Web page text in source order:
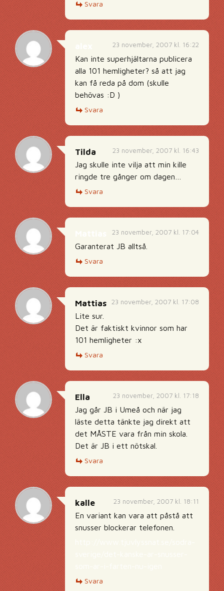
Svara
23 november, 2007 kl. 16:22
Kan inte superhjältarna publicera
alla 101 hemligheter? så att jag
kan få reda på dom (skulle
behövas :D )
Svara
23 november, 2007 kl. 16:43
Tilda
Jag skulle inte vilja att min kille
ringde tre gånger om dagen…
Svara
23 november, 2007 kl. 17:04
Garanterat JB alltså.
Svara
23 november, 2007 kl. 17:08
Mattias
Lite sur.
Det är faktiskt kvinnor som har
101 hemligheter :x
Svara
23 november, 2007 kl. 17:18
Ella
Jag går JB i Umeå och när jag
läste detta tänkte jag direkt att
det MÅSTE vara från min skola.
Det är JB i ett nötskal.
Svara
23 november, 2007 kl. 18:11
kalle
En variant kan vara att påstå att
snusser blockerar telefonen.
Svara